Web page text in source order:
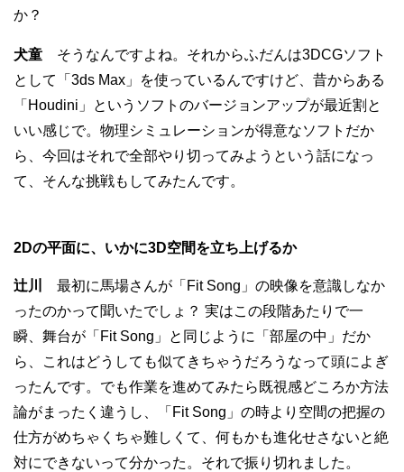
か？
犬童 そうなんですよね。それからふだんは3DCGソフト
として「3ds Max」を使っているんですけど、昔からある
「Houdini」というソフトのバージョンアップが最近割と
いい感じで。物理シミュレーションが得意なソフトだか
ら、今回はそれで全部やり切ってみようという話になっ
て、そんな挑戦もしてみたんです。
2Dの平面に、いかに3D空間を立ち上げるか
辻川
最初に馬場さんが「Fit Song」の映像を意識しなか
ったのかって聞いたでしょ？ 実はこの段階あたりで一
瞬、舞台が「Fit Song」と同じように「部屋の中」だか
ら、これはどうしても似てきちゃうだろうなって頭によぎ
ったんです。でも作業を進めてみたら既視感どころか方法
論がまったく違うし、「Fit Song」の時より空間の把握の
仕方がめちゃくちゃ難しくて、何もかも進化せさないと絶
対にできないって分かった。それで振り切れました。